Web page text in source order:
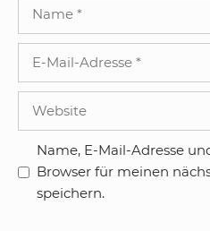
Adresse
Name, E-Mail-Adresse
Browser für meinen
speichern.